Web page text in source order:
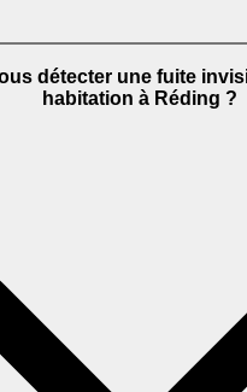
détecter une fuite
habitation à Réding ?